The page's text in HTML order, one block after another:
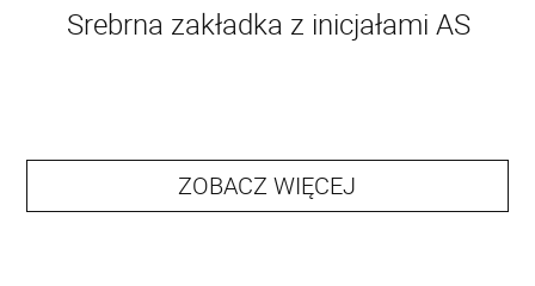
Srebrna zakładka z inicjałami AS
ZOBACZ WIĘCEJ